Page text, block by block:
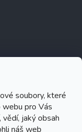
soubory, které
webu pro Vás
jaký obsah
náš web
vyhrazena.
Upravit